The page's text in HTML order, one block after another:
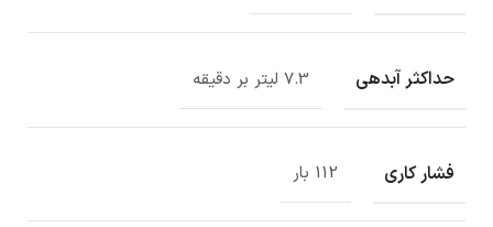
حداکثر آبدهی 7.3 لیتر بر دقیقه
فشار کاری 112 بار